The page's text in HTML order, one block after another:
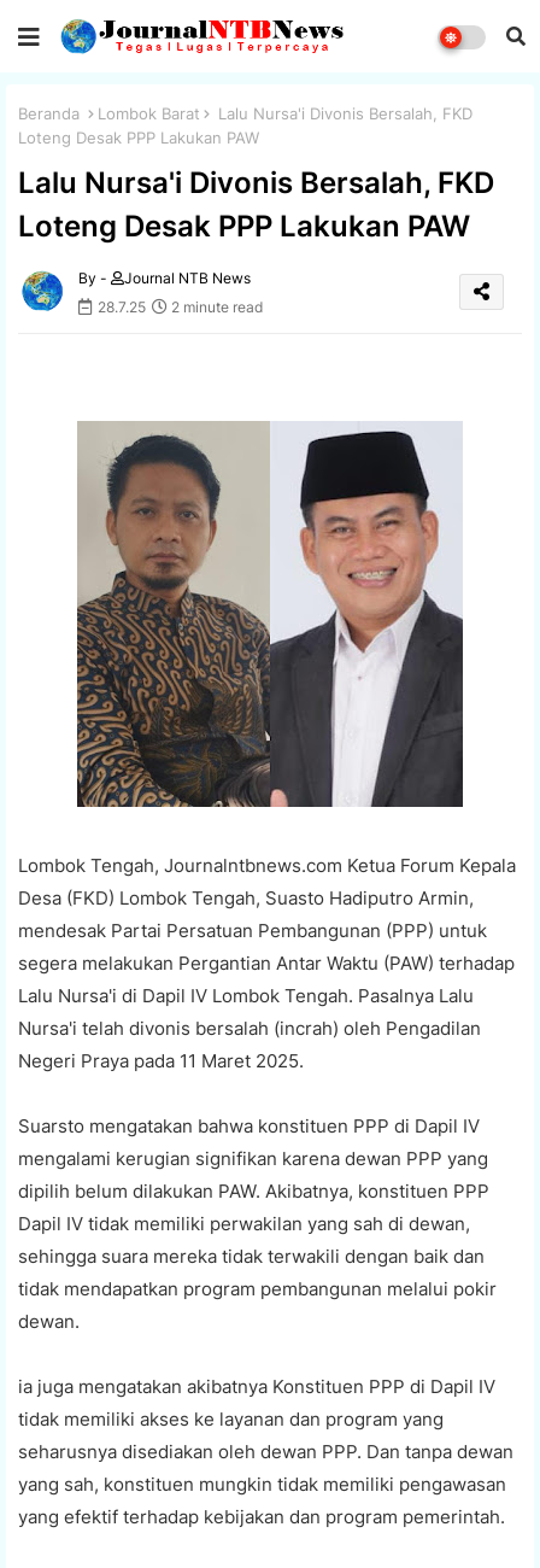
Beranda Lombok Barat
Lalu Nursa'i Divonis Bersalah, FKD
Loteng Desak PPP Lakukan PAW
Lalu Nursa'i Divonis Bersalah, FKD
Loteng Desak PPP Lakukan PAW
By -
Journal NTB News
28.7.25
2 minute read
Lombok Tengah, Journalntbnews.com Ketua Forum Kepala
Desa (FKD) Lombok Tengah, Suasto Hadiputro Armin,
mendesak Partai Persatuan Pembangunan (PPP) untuk
segera melakukan Pergantian Antar Waktu (PAW) terhadap
Lalu Nursa'i di Dapil IV Lombok Tengah. Pasalnya Lalu
Nursa'i telah divonis bersalah (incrah) oleh Pengadilan
Negeri Praya pada 11 Maret 2025.
Suarsto mengatakan bahwa konstituen PPP di Dapil IV
mengalami kerugian signifikan karena dewan PPP yang
dipilih belum dilakukan PAW. Akibatnya, konstituen PPP
Dapil IV tidak memiliki perwakilan yang sah di dewan,
sehingga suara mereka tidak terwakili dengan baik dan
tidak mendapatkan program pembangunan melalui pokir
dewan.
ia juga mengatakan akibatnya Konstituen PPP di Dapil IV
tidak memiliki akses ke layanan dan program yang
seharusnya disediakan oleh dewan PPP. Dan tanpa dewan
yang sah, konstituen mungkin tidak memiliki pengawasan
yang efektif terhadap kebijakan dan program pemerintah.